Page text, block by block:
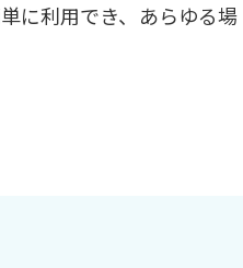
に利用でき、あらゆる場